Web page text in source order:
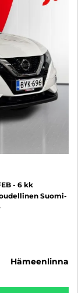
- 6 kk
Suomi-
hämeenlinna